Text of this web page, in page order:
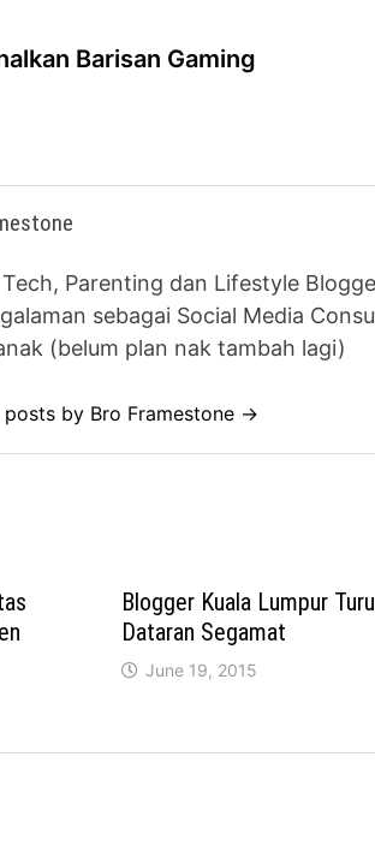
Barisan Gaming
Parenting dan Lifestyle
sebagai Social Media
(belum plan nak tambah lagi)
posts by Bro Framestone →
Blogger Kuala Lumpur
Dataran Segamat
June 19, 2015